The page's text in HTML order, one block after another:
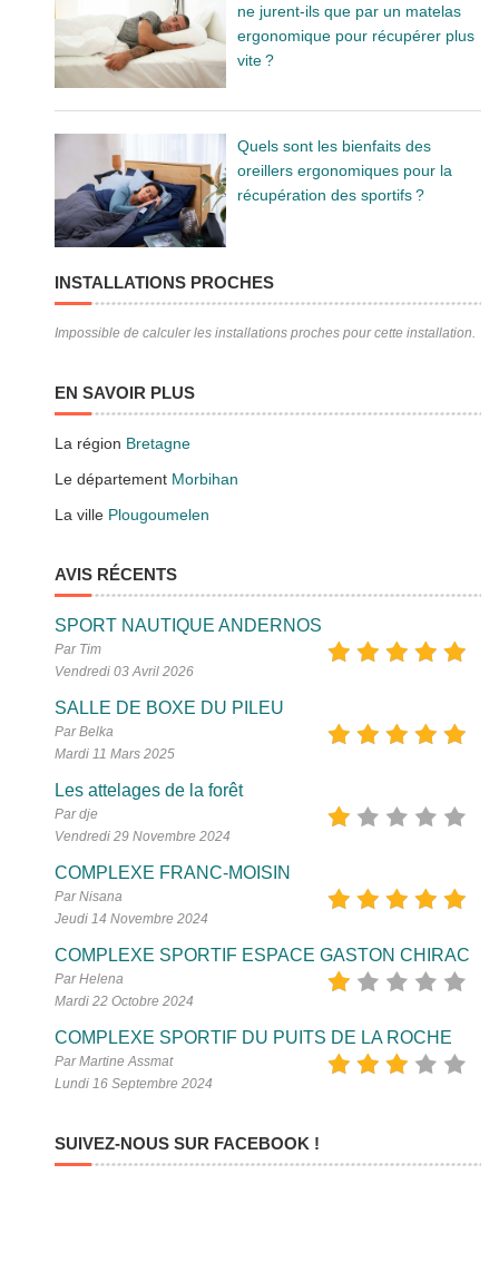
ne jurent-ils que par un matelas
ergonomique pour récupérer plus
vite ?
Quels sont les bienfaits des
oreillers ergonomiques pour la
récupération des sportifs ?
INSTALLATIONS PROCHES
Impossible de calculer les installations proches pour cette installation.
EN SAVOIR PLUS
La région Bretagne
Le département Morbihan
La ville Plougoumelen
AVIS RÉCENTS
SPORT NAUTIQUE ANDERNOS
Par Tim
Vendredi 03 Avril 2026
SALLE DE BOXE DU PILEU
Par Belka
Mardi 11 Mars 2025
Les attelages de la forêt
Par dje
Vendredi 29 Novembre 2024
COMPLEXE FRANC-MOISIN
Par Nisana
Jeudi 14 Novembre 2024
COMPLEXE SPORTIF ESPACE GASTON CHIRAC
Par Helena
Mardi 22 Octobre 2024
COMPLEXE SPORTIF DU PUITS DE LA ROCHE
Par Martine Assmat
Lundi 16 Septembre 2024
SUIVEZ-NOUS SUR FACEBOOK !